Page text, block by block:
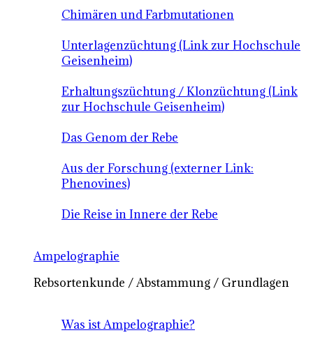
Chimären und Farbmutationen
Unterlagenzüchtung (Link zur Hochschule
Geisenheim)
Erhaltungszüchtung / Klonzüchtung (Link
zur Hochschule Geisenheim)
Das Genom der Rebe
Aus der Forschung (externer Link:
Phenovines)
Die Reise in Innere der Rebe
Ampelographie
Rebsortenkunde / Abstammung / Grundlagen
Was ist Ampelographie?